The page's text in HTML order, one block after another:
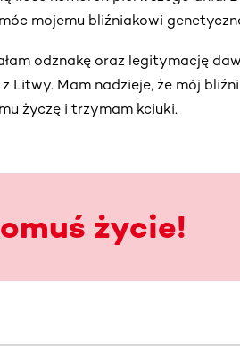
mojemu bliźniakowi
odznakę oraz legitymację
Litwy. Mam nadzieje, że mój
życzę i trzymam kciuki.
życie!